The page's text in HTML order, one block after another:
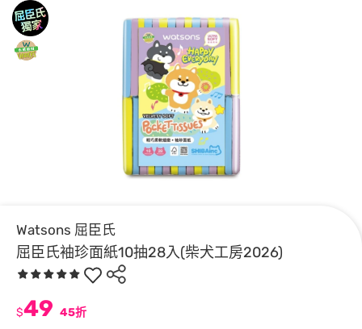
Watsons 屈臣氏
屈臣氏袖珍面紙10抽28入(柴犬工房2026)
$49 45折